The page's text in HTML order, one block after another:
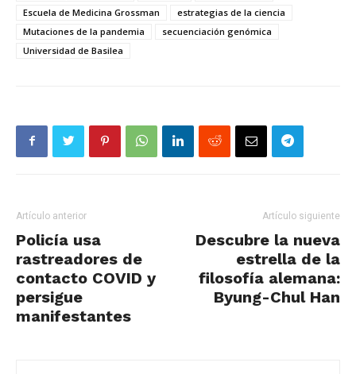
Escuela de Medicina Grossman
estrategias de la ciencia
Mutaciones de la pandemia
secuenciación genómica
Universidad de Basilea
Artículo anterior
Policía usa
rastreadores de
contacto COVID y
persigue
manifestantes
Artículo siguiente
Descubre la nueva
estrella de la
filosofía alemana:
Byung-Chul Han